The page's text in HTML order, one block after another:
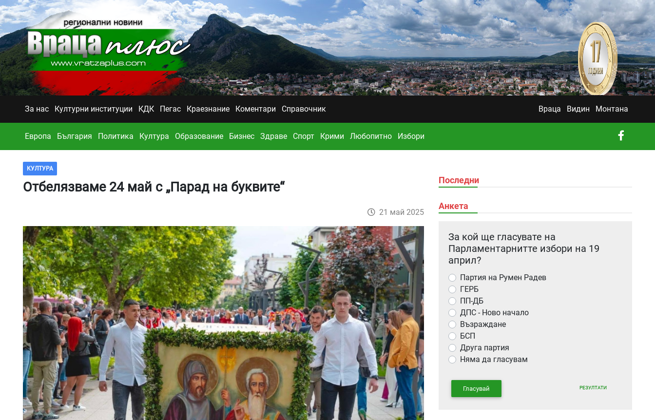
За нас Културни институции КДК Пегас Краезнание Коментари Справочник Враца Видин Монтана
Европа България Политика Култура Образование Бизнес Здраве Спорт Крими Любопитно Избори
КУЛТУРА
Отбелязваме 24 май с „Парад на буквите“
21 май 2025
Последни
Анкета
За кой ще гласувате на
Парламентарнитте избори на 19
април?
Партия на Румен Радев
ГЕРБ
ПП-ДБ
ДПС - Ново начало
Възраждане
БСП
Друга партия
Няма да гласувам
Гласувай РЕЗУЛТАТИ